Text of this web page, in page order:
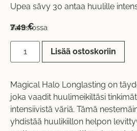
Upea sävy 30 antaa huulille
7,49€
Varastossa
Lisää ostoskoriin
Magical Halo Longlasting on
joka vaadit huulimeikiltäsi
intensiivistä väriä. Tämä
yhdistää huulikiillon helpon